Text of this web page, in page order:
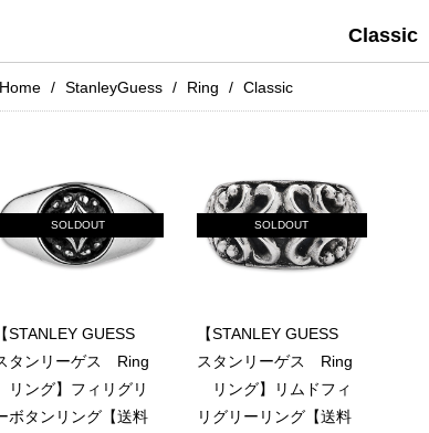
Classic
Home StanleyGuess Ring Classic
SOLDOUT
STANLEY GUESS
タンリーゲス Ring
ング】フィリグリ
ボタンリング【送料
SOLDOUT
【STANLEY GUESS
スタンリーゲス Ring
リング】リムドフィ
リグリーリング【送料